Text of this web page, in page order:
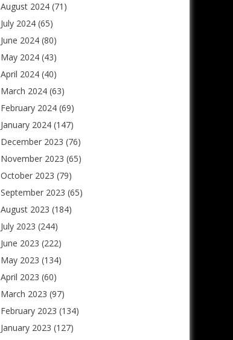
August 2024(71)
July 2024(65)
June 2024(80)
May 2024(43)
April 2024(40)
March 2024(63)
February 2024(69)
January 2024(147)
December 2023 (76)
November 2023 (65)
October 2023 (79)
September 2023 (65)
August 2023 (184)
July 2023 (244)
June 2023 (222)
May 2023 (134)
April 2023 (60)
March 2023 (97)
February 2023 (134)
January 2023 (127)